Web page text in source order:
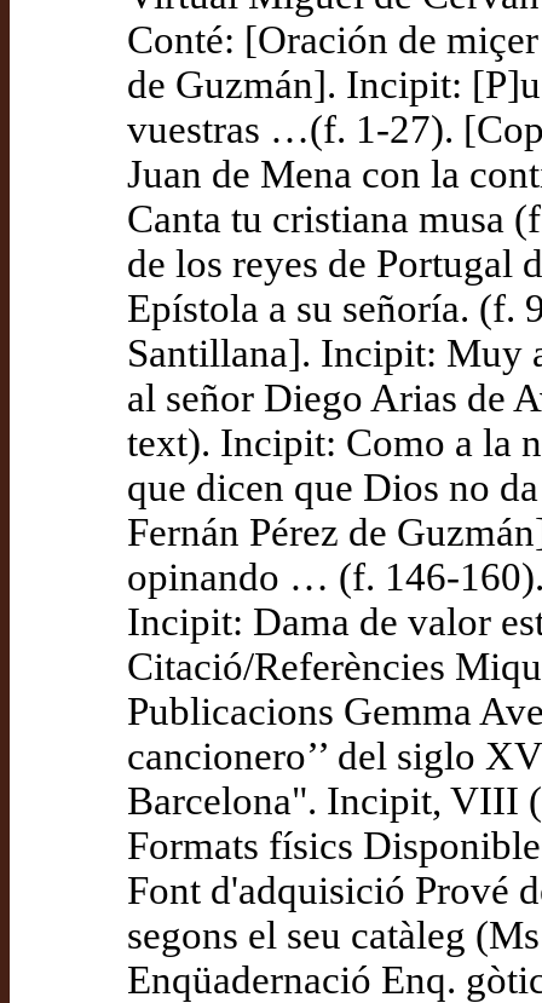
Conté: [Oración de
de Guzmán]. Incipit:
vuestras …(f. 1-27).
Juan de Mena con la
Canta tu cristiana musa
de los reyes de Portugal
Epístola a su señoría. (f.
Santillana]. Incipit: Muy
al señor Diego Arias de
text). Incipit: Como a la
que dicen que Dios no
Fernán Pérez de
opinando … (f. 146-
Incipit: Dama de valor
Citació/Referències
Publicacions Gemma
cancionero’’ del siglo
Barcelona". Incipit, VIII
Formats físics
Font d'adquisició Prové
segons el seu catàleg
Enqüadernació Enq.